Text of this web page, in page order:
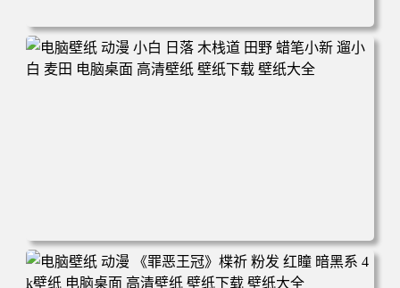
电脑壁纸 可爱动物 喵 喵星人 猫 猫咪 萌宠 电脑桌面 高清壁
纸 壁纸下载 壁纸大全
电脑壁纸 动漫 小白 日落 木栈道 田野 蜡笔小新 遛小白 麦田
电脑桌面 高清壁纸 壁纸下载 壁纸大全